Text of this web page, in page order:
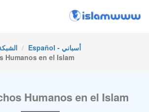
Español - أسباني
Humanos en el Islam
Humanos en el Islam